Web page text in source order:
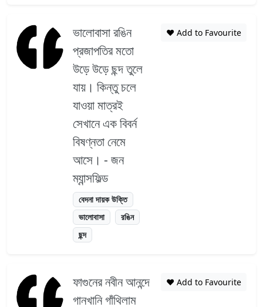
ভালোবাসা রঙিন
প্রজাপতির মতো
উড়ে উড়ে ছন্দ তুলে
যায়। কিন্তু চলে
যাওয়া মাত্রই
সেখানে এক বিবর্ন
বিষণ্নতা নেমে
আসে। - জন
ম্যান্সফিল্ড
বেদনা দায়ক উক্তি
ভালোবাসা
রঙিন
ছন্দ
❤️ Add to Favourite
ফাগুনের নবীন আনন্দে
গানখানি গাঁথিলাম
❤️ Add to Favourite